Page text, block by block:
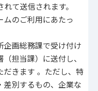
て送信されます。
ムのご利用にあたっ
企画総務課で受け付け
担当課）に送付し、
だきます 。ただし、特
差別するもの、企業な